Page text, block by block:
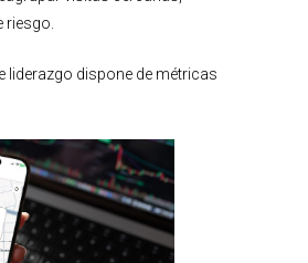
riesgo.
liderazgo dispone de métricas